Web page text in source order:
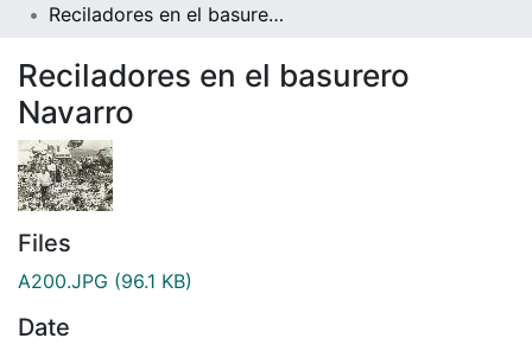
Reciladores en el basurero Navarro
Reciladores en el basurero
Navarro
Files
A200.JPG (96.1 KB)
Date